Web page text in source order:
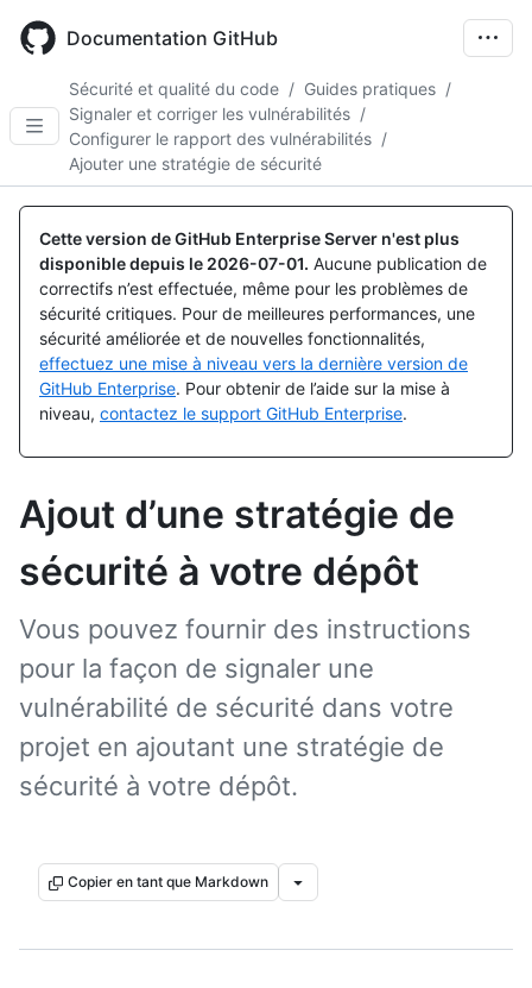
main
Documentation GitHub
Sécurité et qualité du code / Guides pratiques /
Signaler et corriger les vulnérabilités /
Configurer le rapport des vulnérabilités /
Ajouter une stratégie de sécurité
Cette version de GitHub Enterprise Server n'est plus
disponible depuis le 2026-07-01. Aucune publication de
correctifs n’est effectuée, même pour les problèmes de
sécurité critiques. Pour de meilleures performances, une
sécurité améliorée et de nouvelles fonctionnalités,
effectuez une mise à niveau vers la dernière version de
GitHub Enterprise. Pour obtenir de l’aide sur la mise à
niveau, contactez le support GitHub Enterprise.
Ajout d’une stratégie de
sécurité à votre dépôt
Vous pouvez fournir des instructions
pour la façon de signaler une
vulnérabilité de sécurité dans votre
projet en ajoutant une stratégie de
sécurité à votre dépôt.
Copier en tant que Markdown